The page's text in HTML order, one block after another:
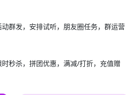
群发，安排试听，朋友圈任务，群运营
秒杀，拼团优惠，满减/打折，充值赠